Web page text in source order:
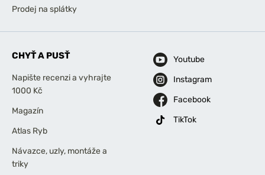
Prodej na splátky
CHYŤ A PUSŤ
Napište recenzi a vyhrajte
1000 Kč
Magazín
Atlas Ryb
Návazce, uzly, montáže a
triky
Youtube
Instagram
Facebook
TikTok